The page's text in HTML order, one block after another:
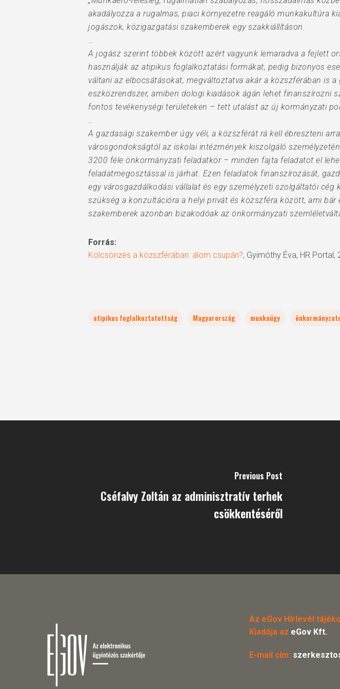
akadályozza a rugalmas, piaci környezetre reagáló munkakultúra
jogászok, közigazgatási szakemberek egy szakkiállításon.
…
A jogász szerint többek között azért vagyunk lemaradva a fejlett
használják az atipikus foglalkoztatási formákat, pedig bizonyos
váltani az elbocsátásokat, megváltoztatva akár a közszférában is
eszközrendszer, amiben dologi kiadások ágán lehet finanszírozni
fontos tevékenységi területeken – tett utalást az új kormányzati
…
A gazdasági szakember úgy véli, a közszférát rá kell ébreszteni
városgondokságtól az iskolai intézmények kiszolgáló
3200 féle önkormányzati feladatkör – minden fajta feladatot el
feladatmegosztással is járhat. Ezen feladatok finanszírozását,
egy városgazdálkodási vállalat és egy személyzeti szolgáltatói
szükség a konzultációra a helyi privát és közszféra között, ami
szakemberek azonban bizakodóak az önkormányzati
Forrás:
Kölcsönzés a közszférában: álom csupán?, Gyimóthy Éva, HR
atipikus foglalkoztatottság Magyarország munkaügy
Previous Post
Cséfalvy Zoltán az adminisztratív terhek
csökkentéséről
Az eGov Hírlevél
Kiadója az eGov Kft.
E-mail cím: